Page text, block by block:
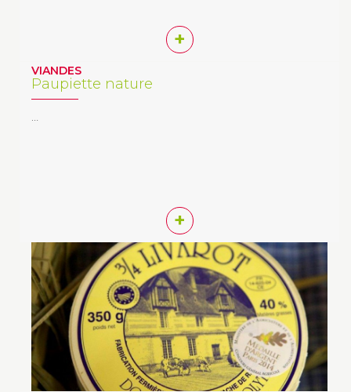
+
VIANDES
Paupiette nature
…
+